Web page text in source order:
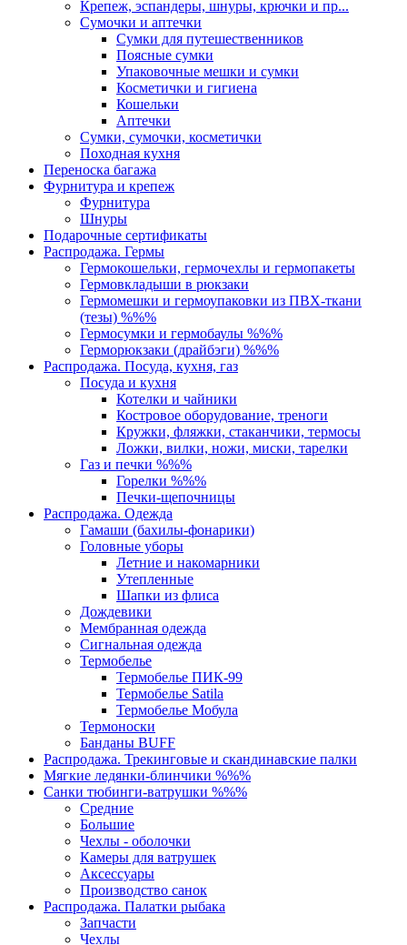
Крепеж, эспандеры, шнуры, крючки и пр...
Сумочки и аптечки
Сумки для путешественников
Поясные сумки
Упаковочные мешки и сумки
Косметички и гигиена
Кошельки
Аптечки
Сумки, сумочки, косметички
Походная кухня
Переноска багажа
Фурнитура и крепеж
Фурнитура
Шнуры
Подарочные сертификаты
Распродажа. Гермы
Гермокошельки, гермочехлы и гермопакеты
Гермовкладыши в рюкзаки
Гермомешки и гермоупаковки из ПВХ-ткани
(тезы) %%%
Гермосумки и гермобаулы %%%
Герморюкзаки (драйбэги) %%%
Распродажа. Посуда, кухня, газ
Посуда и кухня
Котелки и чайники
Костровое оборудование, треноги
Кружки, фляжки, стаканчики, термосы
Ложки, вилки, ножи, миски, тарелки
Газ и печки %%%
Горелки %%%
Печки-щепочницы
Распродажа. Одежда
Гамаши (бахилы-фонарики)
Головные уборы
Летние и накомарники
Утепленные
Шапки из флиса
Дождевики
Мембранная одежда
Сигнальная одежда
Термобелье
Термобелье ПИК-99
Термобелье Satila
Термобелье Мобула
Термоноски
Банданы BUFF
Распродажа. Трекинговые и скандинавские палки
Мягкие ледянки-блинчики %%%
Санки тюбинги-ватрушки %%%
Средние
Большие
Чехлы - оболочки
Камеры для ватрушек
Аксессуары
Производство санок
Распродажа. Палатки рыбака
Запчасти
Чехлы